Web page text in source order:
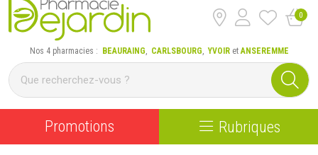
Pharmacie Dejardin Nos 4 pharmacies : Beauraing,
0
Nos 4 pharmacies : BEAURAING, CARLSBOURG,YVOIRetANSEREMME
Promotions Rubriques